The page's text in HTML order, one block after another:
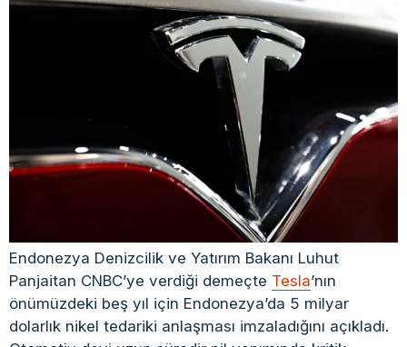
Endonezya Denizcilik ve Yatırım Bakanı Luhut
Panjaitan CNBC’ye verdiği demeçte Tesla’nın
önümüzdeki beş yıl için Endonezya’da 5 milyar
dolarlık nikel tedariki anlaşması imzaladığını açıkladı.